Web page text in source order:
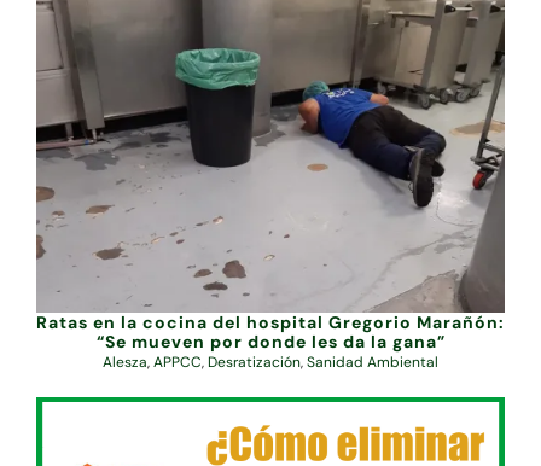
Ratas en la cocina del hospital Gregorio Marañón:
“Se mueven por donde les da la gana”
Alesza,APPCC,Desratización,Sanidad Ambiental